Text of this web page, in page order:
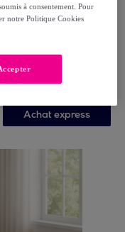
24 cm, Mémoire
Achat express
à consentement. Pour
notre Politique Cookies